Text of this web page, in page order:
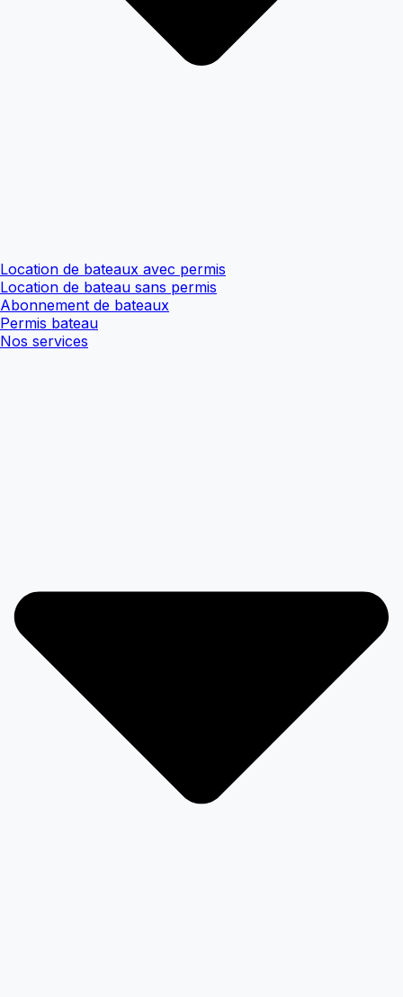
Location de bateaux avec permis
Location de bateau sans permis
Abonnement de bateaux
Permis bateau
Nos services